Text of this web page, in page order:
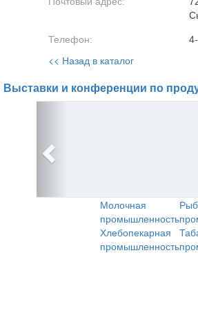
Телефон:
<< Назад в каталог
Выставки и конференции по
Молочная
промышленность
Хлебопекарная
промышленность